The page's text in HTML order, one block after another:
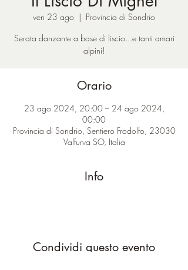
ven 23 ago
  |
Provincia di Sondrio
Serata danzante a base di liscio...e tanti amari
alpini!
Orario
23 ago 2024, 20:00 – 24 ago 2024,
00:00
Provincia di Sondrio, Sentiero Frodolfo, 23030
Valfurva SO, Italia
Info
Condividi questo evento